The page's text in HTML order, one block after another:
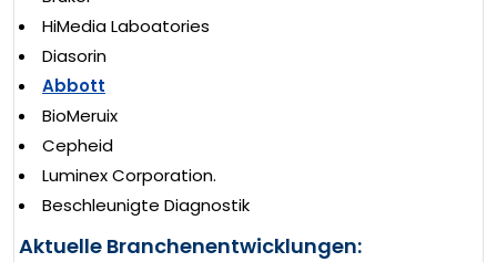
HiMedia Laboatories
Diasorin
Abbott
BioMeruix
Cepheid
Luminex Corporation.
Beschleunigte Diagnostik
Aktuelle Branchenentwicklungen: